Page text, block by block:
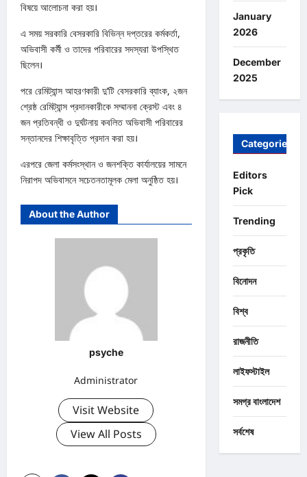
বিষয়ে আলোচনা করা হয়।
এ সময় সরকারি বেসরকারি বিভিন্ন দপ্তরের কর্মকর্তা,
অভিবাসী কর্মী ও তাদের পরিবারের সদস্যরা উপস্থিত
ছিলেন।
পরে রেমিট্যান্স আহরণকারী দু’টি বেসরকারি ব্যাংক, ২জন
শ্রেষ্ঠ রেমিট্যান্স প্রদানকারীকে সম্মাননা ক্রেস্ট এবং ৪
জন প্রতিবন্ধী ও দুর্ঘটনায় কবলিত অভিবাসী পরিবারের
সন্তানদের শিক্ষাবৃত্তি প্রদান করা হয়।
এরপরে জেলা কর্মসংস্থান ও জনশক্তি কার্যালয়ের সামনে
নিরাপদ অভিবাসনে সচেতনতামূলক মেলা অনুষ্ঠিত হয়।
About the Author
psyche
Administrator
Visit Website
View All Posts
January
2026
December
2025
Categories
Editors
Pick
Trending
প্রকৃতি
বিনোদন
বিশ্ব
রাজনীতি
লাইফস্টাইল
সমগ্র বাংলাদেশ
সর্বশেষ